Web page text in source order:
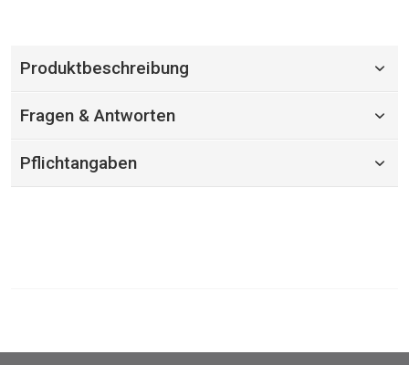
Produktbeschreibung
Fragen & Antworten
Pflichtangaben